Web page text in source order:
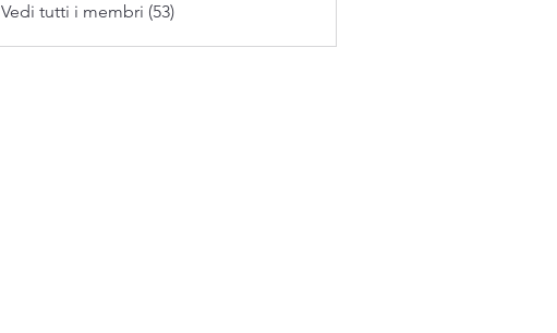
Vedi tutti i membri (53)